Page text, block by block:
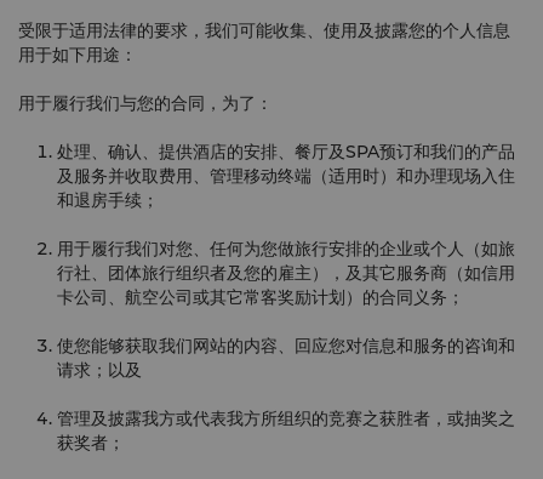
受限于适用法律的要求，我们可能收集、使用及披露您的个人信息
用于如下用途：
用于履行我们与您的合同，为了：
处理、确认、提供酒店的安排、餐厅及SPA预订和我们的产品
及服务并收取费用、管理移动终端（适用时）和办理现场入住
和退房手续；
用于履行我们对您、任何为您做旅行安排的企业或个人（如旅
行社、团体旅行组织者及您的雇主），及其它服务商（如信用
卡公司、航空公司或其它常客奖励计划）的合同义务；
使您能够获取我们网站的内容、回应您对信息和服务的咨询和
请求；以及
管理及披露我方或代表我方所组织的竞赛之获胜者，或抽奖之
获奖者；